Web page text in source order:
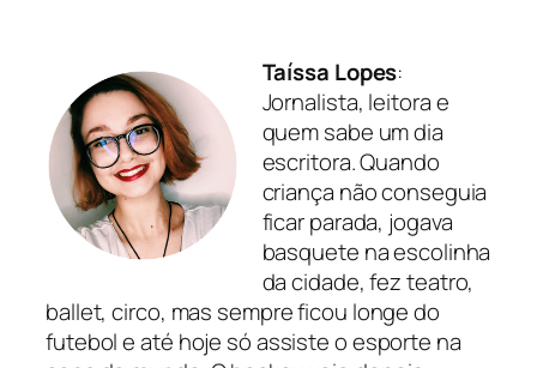
Taíssa Lopes:
Jornalista, leitora e
quem sabe um dia
escritora. Quando
criança não conseguia
ficar parada, jogava
basquete na escolinha
da cidade, fez teatro,
ballet, circo, mas sempre ficou longe do
futebol e até hoje só assiste o esporte na